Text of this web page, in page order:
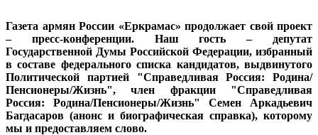
Газета армян России «Еркрамас» продолжает свой проект
– пресс-конференции. Наш гость – депутат
Государственной Думы Российской Федерации, избранный
в составе федерального списка кандидатов, выдвинутого
Политической партией "Справедливая Россия: Родина/
Пенсионеры/Жизнь", член фракции "Справедливая
Россия: Родина/Пенсионеры/Жизнь" Семен Аркадьевич
Багдасаров (анонс и биографическая справка), которому
мы и предоставляем слово.